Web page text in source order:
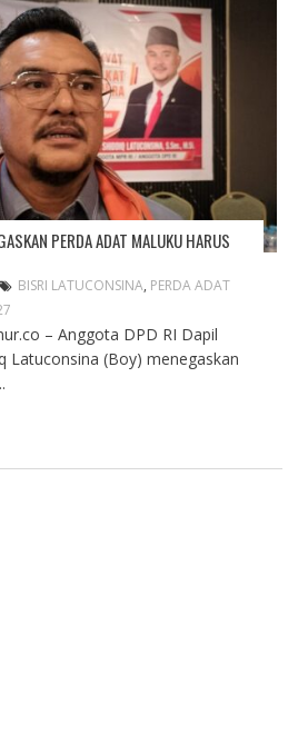
PERDA ADAT MALUKU HARUS
BISRI LATUCONSINA, PERDA ADAT
– Anggota DPD RI Dapil
Latuconsina (Boy) menegaskan